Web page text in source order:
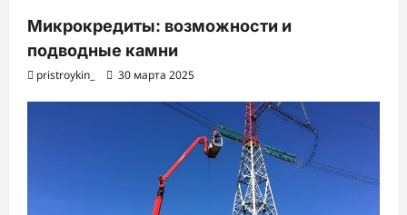
Микрокредиты: возможности и
подводные камни
pristroykin_ 30 марта 2025